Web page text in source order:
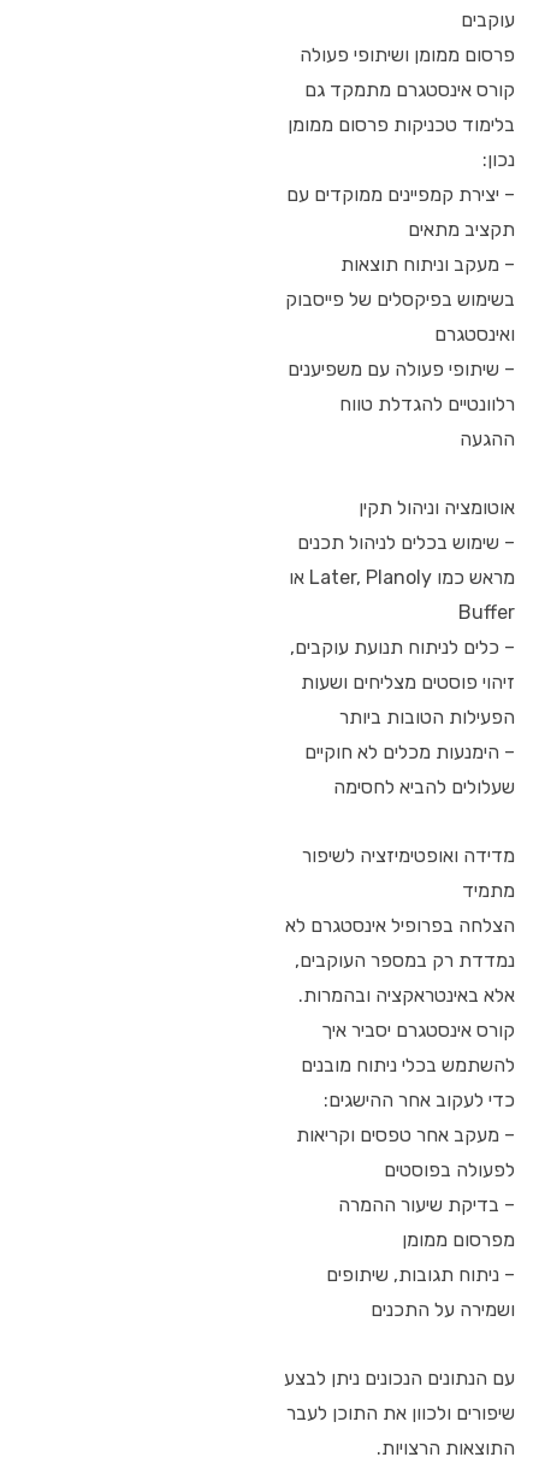
עוקבים
פרסום ממומן ושיתופי פעולה
קורס אינסטגרם מתמקד גם
בלימוד טכניקות פרסום ממומן
נכון:
– יצירת קמפיינים ממוקדים עם
תקציב מתאים
– מעקב וניתוח תוצאות
בשימוש בפיקסלים של פייסבוק
ואינסטגרם
– שיתופי פעולה עם משפיענים
רלוונטיים להגדלת טווח
ההגעה
אוטומציה וניהול תקין
– שימוש בכלים לניהול תכנים
מראש כמו Later, Planoly או
Buffer
– כלים לניתוח תנועת עוקבים,
זיהוי פוסטים מצליחים ושעות
הפעילות הטובות ביותר
– הימנעות מכלים לא חוקיים
שעלולים להביא לחסימה
מדידה ואופטימיזציה לשיפור
מתמיד
הצלחה בפרופיל אינסטגרם לא
נמדדת רק במספר העוקבים,
אלא באינטראקציה ובהמרות.
קורס אינסטגרם יסביר איך
להשתמש בכלי ניתוח מובנים
כדי לעקוב אחר ההישגים:
– מעקב אחר טפסים וקריאות
לפעולה בפוסטים
– בדיקת שיעור ההמרה
מפרסום ממומן
– ניתוח תגובות, שיתופים
ושמירה על התכנים
עם הנתונים הנכונים ניתן לבצע
שיפורים ולכוון את התוכן לעבר
התוצאות הרצויות.